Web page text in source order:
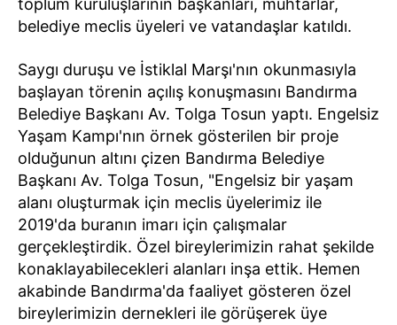
belediye meclis üyeleri ve vatandaşlar katıldı.
Saygı duruşu ve İstiklal Marşı'nın okunmasıyla
başlayan törenin açılış konuşmasını Bandırma
Belediye Başkanı Av. Tolga Tosun yaptı. Engelsiz
Yaşam Kampı'nın örnek gösterilen bir proje
olduğunun altını çizen Bandırma Belediye
Başkanı Av. Tolga Tosun, "Engelsiz bir yaşam
alanı oluşturmak için meclis üyelerimiz ile
2019'da buranın imarı için çalışmalar
gerçekleştirdik. Özel bireylerimizin rahat şekilde
konaklayabilecekleri alanları inşa ettik. Hemen
akabinde Bandırma'da faaliyet gösteren özel
bireylerimizin dernekleri ile görüşerek üye